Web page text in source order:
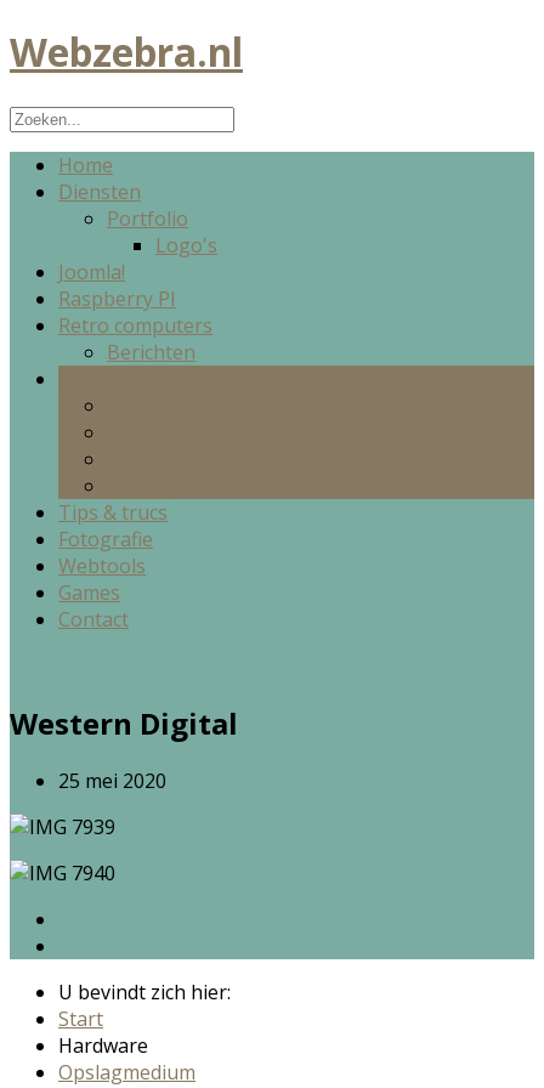
Webzebra.nl
Home
Diensten
Portfolio
Logo's
Joomla!
Raspberry PI
Retro computers
Berichten
Tips & trucs
Fotografie
Webtools
Games
Contact
Western Digital
25 mei 2020
U bevindt zich hier:
Start
Hardware
Opslagmedium